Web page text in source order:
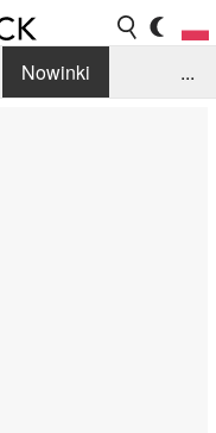
Nowinki
...